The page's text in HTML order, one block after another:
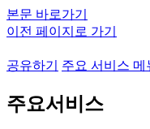
본문 바로가기
이전 페이지로 가기
공유하기 주요 서비스 메
주요서비스